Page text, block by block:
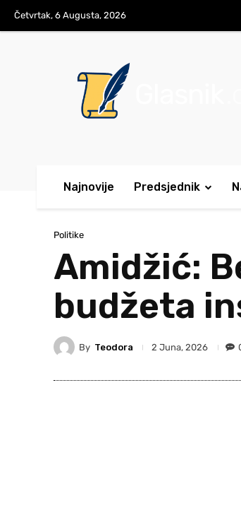
Četvrtak, 6 Augusta, 2026
Najnovije Predsjednik
Politike
Amidžić:
budžeta
By Teodora 2 Juna, 2026